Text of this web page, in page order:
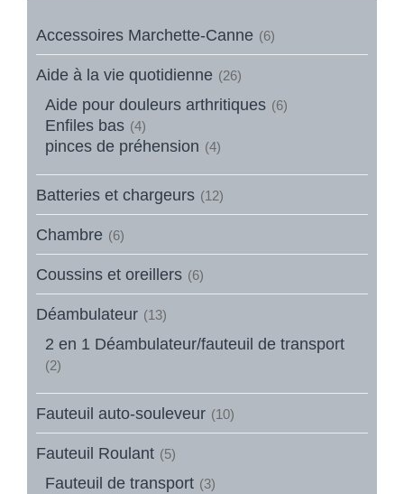
Accessoires Marchette-Canne (6)
Aide à la vie quotidienne (26)
Aide pour douleurs arthritiques (6)
Enfiles bas (4)
pinces de préhension (4)
Batteries et chargeurs (12)
Chambre (6)
Coussins et oreillers (6)
Déambulateur (13)
2 en 1 Déambulateur/fauteuil de transport
(2)
Fauteuil auto-souleveur (10)
Fauteuil Roulant (5)
Fauteuil de transport (3)